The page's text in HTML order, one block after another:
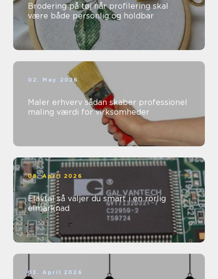
Brodering på tøj når profilering skal
være både personlig og holdbar
02. May 2026
Maler erhverv sådan skaber professionel
maling værdi for virksomheder
08. April 2026
Elavtal så väljer du smart i en rörlig
elmarknad
03. April 2026